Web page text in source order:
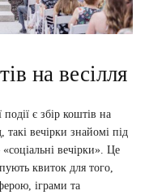
на весілля
є збір коштів на
вечірки знайомі під
вечірки». Це
квиток для того,
іграми та